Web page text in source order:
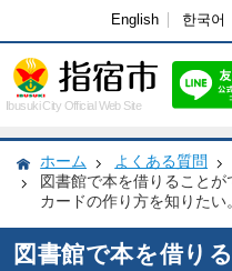
English 한국어
Ibusuki City Official Web Site
ホーム よくある質問
図書館で本を借りること
カードの作り方を知りたい
図書館で本を借り